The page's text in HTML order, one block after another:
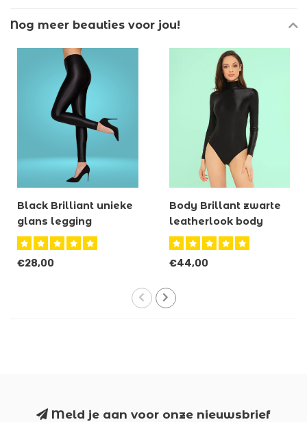
Nog meer beauties voor jou!
Black Brilliant unieke
glans legging
€28,00
Body Brillant zwarte
leatherlook body
€44,00
Meld je aan voor onze nieuwsbrief